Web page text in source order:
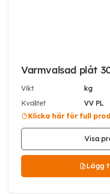
Varmvalsad plåt
Vikt
kg
Kvalitet
VV PL
Klicka här för full
Visa
Lägg